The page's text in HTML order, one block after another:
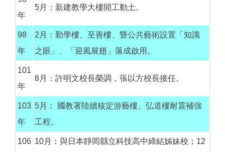
年
5月：新建教學大樓開工動土。
98
年
2月：勤學樓、至善樓、暨公共藝術設置「知識
之眼」、「迎風展翅」落成啟用。
101
年
8月：許明文校長榮調，張以方校長接任。
103
年
5月： 國教署陸續核定游藝樓、弘道樓耐震補強
工程。
106 10月：與日本靜岡縣立科技高中締結姊妹校；12